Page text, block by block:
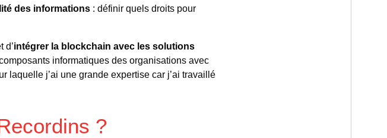
des informations : définir quels droits pour
d’intégrer la blockchain avec les solutions
informatiques des organisations avec
laquelle j’ai une grande expertise car j’ai travaillé
?